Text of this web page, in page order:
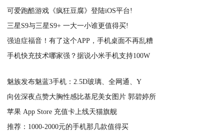
可爱跑酷游戏《疯狂豆腐》登陆iOS平台!
三星S9与三星S9+ 一大一小谁更值得买!
强迫症福音！有了这个APP，手机桌面不再乱糟
手机快充技术哪家强？据说小米手机支持100W
魅族发布魅蓝3手机：2.5D玻璃、全网通、Y
向佐深夜点赞大胸性感比基尼美女图片 郭碧婷所
苹果 App Store 充值卡上线天猫旗舰
推荐：1000-2000元的手机那几款值得买